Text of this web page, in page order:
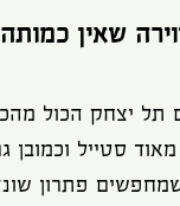
שאין כמותה
תל יצחק הכול
סטייל וכמובן
פתרון